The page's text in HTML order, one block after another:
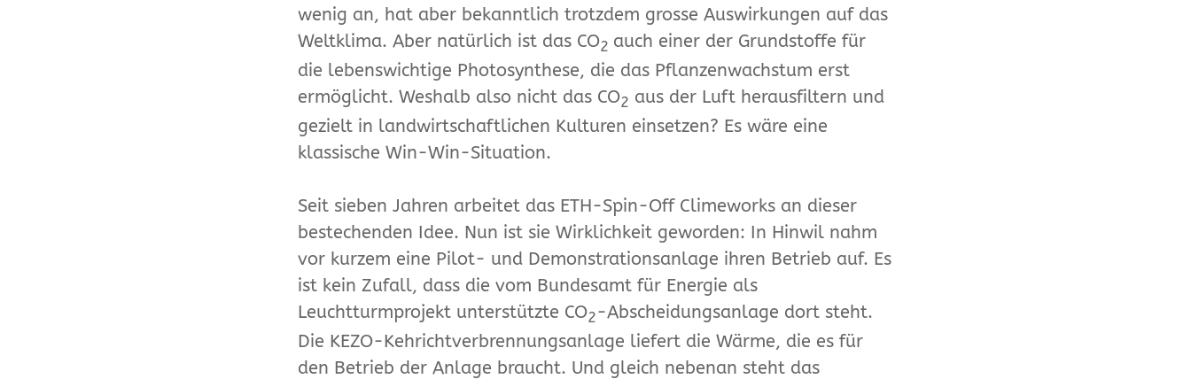
wenig an, hat aber bekanntlich trotzdem grosse Auswirkungen auf das
Weltklima. Aber natürlich ist das CO2 auch einer der Grundstoffe für
die lebenswichtige Photosynthese, die das Pflanzenwachstum erst
ermöglicht. Weshalb also nicht das CO2 aus der Luft herausfiltern und
gezielt in landwirtschaftlichen Kulturen einsetzen? Es wäre eine
klassische Win-Win-Situation.
Seit sieben Jahren arbeitet das ETH-Spin-Off Climeworks an dieser
bestechenden Idee. Nun ist sie Wirklichkeit geworden: In Hinwil nahm
vor kurzem eine Pilot- und Demonstrationsanlage ihren Betrieb auf. Es
ist kein Zufall, dass die vom Bundesamt für Energie als
Leuchtturmprojekt unterstützte CO2-Abscheidungsanlage dort steht.
Die KEZO-Kehrichtverbrennungsanlage liefert die Wärme, die es für
den Betrieb der Anlage braucht. Und gleich nebenan steht das